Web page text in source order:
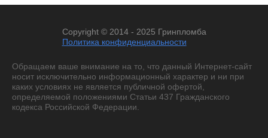
Copyright © 2014 - 2025 Гринпломба
Политика конфиденциальности
Обращаем ваше внимание на то, что данный Интернет-сайт
носит исключительно информационный характер и ни при
каких условиях не является публичной офертой,
определяемой положениями Статьи 437 Гражданского
кодекса Российской Федерации.